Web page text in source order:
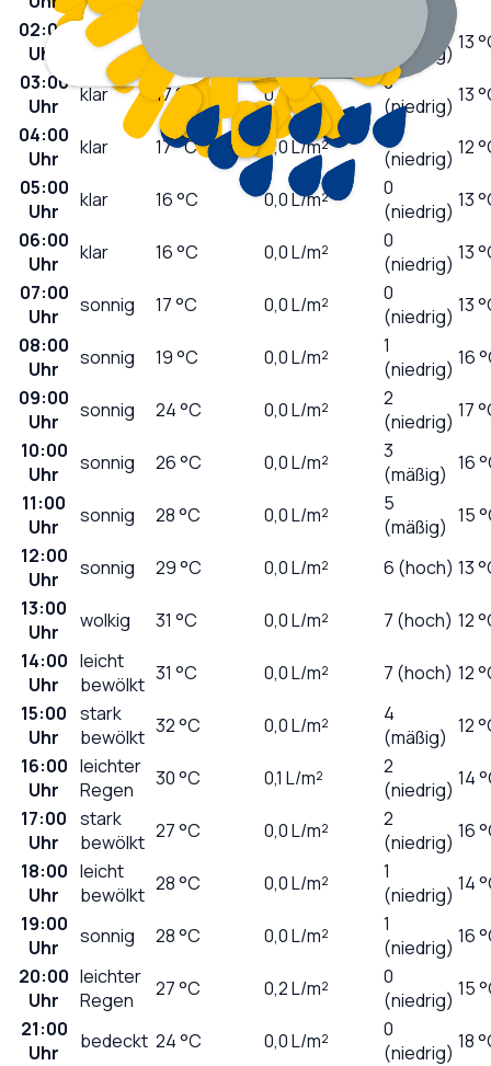
02:00
Uhr
klar
(niedrig) 13
03:00
Uhr
klar 17°C 0,0 L/m²
0
(niedrig) 13
04:00
Uhr
klar 17°C 0,0L/m²
(niedrig) 12
05:00
Uhr
klar 16°C 0,0L/m²
0
(niedrig) 13
06:00
Uhr
klar 16°C 0,0L/m²
0
(niedrig) 13
07:00
Uhr
sonnig 17°C 0,0L/m²
0
(niedrig) 13
08:00
Uhr
sonnig 19°C 0,0L/m²
1
(niedrig) 16
09:00
Uhr
sonnig 24°C 0,0L/m²
2
(niedrig) 17
10:00
Uhr
sonnig 26°C 0,0L/m²
3
(mäßig) 16
11:00
Uhr
sonnig 28°C 0,0L/m²
5
(mäßig) 15
12:00
Uhr
sonnig 29°C 0,0L/m² 6 (hoch) 13
13:00
Uhr
wolkig 31 °C 0,0L/m² 7 (hoch) 12
14:00
Uhr
leicht
bewölkt 31 °C 0,0L/m² 7 (hoch) 12
15:00
Uhr
stark
bewölkt 32°C 0,0L/m²
4
(mäßig) 12
16:00
Uhr
leichter
Regen
30°C 0,1 L/m²
2
(niedrig) 14
17:00
Uhr
stark
bewölkt 27°C 0,0L/m²
2
(niedrig) 16
18:00
Uhr
leicht
bewölkt 28°C 0,0L/m²
1
(niedrig) 14
19:00
Uhr
sonnig 28°C 0,0L/m²
1
(niedrig) 16
20:00
Uhr
leichter
Regen
27°C 0,2L/m²
0
(niedrig) 15
21:00
Uhr
bedeckt 24°C 0,0L/m²
0
(niedrig) 18